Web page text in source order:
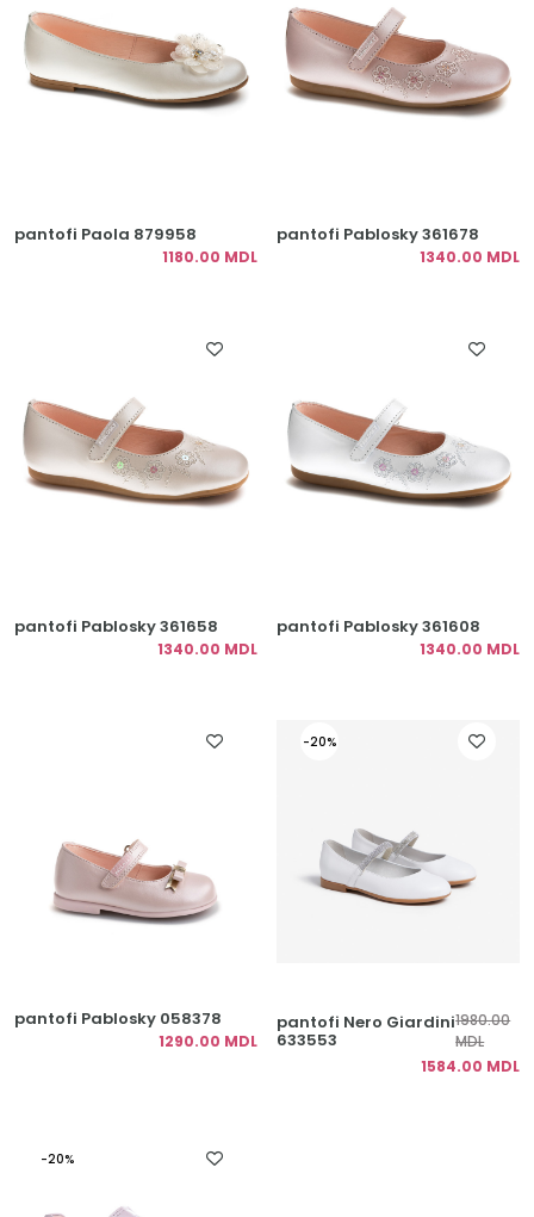
pantofi Paola 879958
1180.00 MDL
pantofi Pablosky 361678
1340.00 MDL
pantofi Pablosky 361658
1340.00 MDL
pantofi Pablosky 361608
1340.00 MDL
pantofi Pablosky 058378
1290.00 MDL
-20%
pantofi Nero Giardini
633553
1980.00
MDL
1584.00 MDL
-20%